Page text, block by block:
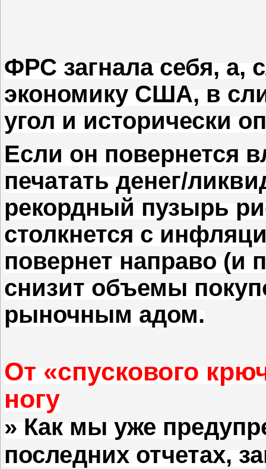
ФРС загнала себя, а,
экономику США, в
угол и исторически
Если он повернется
печатать денег/
рекордный пузырь
столкнется с
повернет направо (и
снизит объемы
рыночным адом.
От «спускового
ногу
» Как мы уже
последних отчетах,